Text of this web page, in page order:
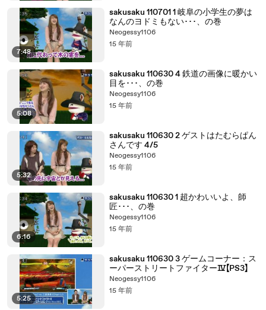
7:48
sakusaku 110701 1 岐阜の小学生の夢は
なんのヨドミもない･･･、の巻
Neogessy1106
15 年前
5:08
sakusaku 110630 4 鉄道の画像に暖かい
目を･･･、の巻
Neogessy1106
15 年前
5:32
sakusaku 110630 2 ゲストはたむらぱん
さんです 4/5
Neogessy1106
15 年前
6:16
sakusaku 110630 1 超かわいいよ、師
匠･･･、の巻
Neogessy1106
15 年前
5:25
sakusaku 110630 3 ゲームコーナー：ス
ーパーストリートファイターⅣ【PS3】
Neogessy1106
15 年前